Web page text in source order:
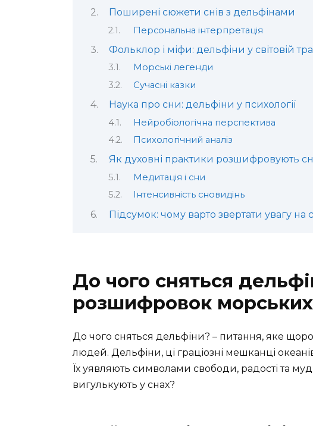
Поширені сюжети снів з дельфінами
Персональна інтерпретація
Фольклор і міфи: дельфіни у світовій
Морські легенди
Сучасні казки
Наука про сни: дельфіни у психології
Нейробіологічна перспектива
Психологічний аналіз
Як духовні практики розшифровують
Медитація і сни
Інтенсивність сновидінь
Підсумок: чому варто звертати увагу на
До чого сняться
розшифровок
До чого сняться дельфіни? – питання, яке
людей. Дельфіни, ці граціозні мешканці
Їх уявляють символами свободи, радості та
вигулькують у снах?